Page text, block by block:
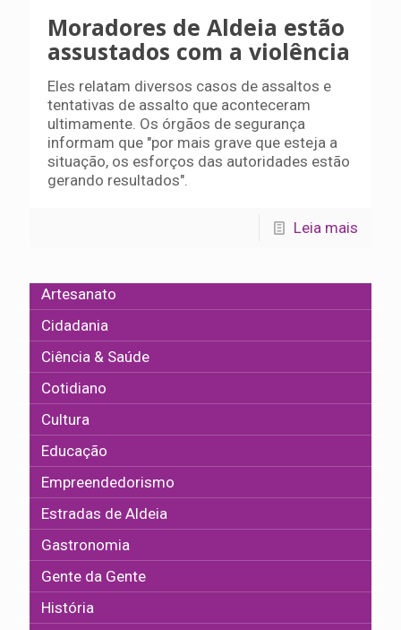
Moradores de Aldeia estão
assustados com a violência
Eles relatam diversos casos de assaltos e
tentativas de assalto que aconteceram
ultimamente. Os órgãos de segurança
informam que "por mais grave que esteja a
situação, os esforços das autoridades estão
gerando resultados".
Leia mais
Artesanato
Cidadania
Ciência & Saúde
Cotidiano
Cultura
Educação
Empreendedorismo
Estradas de Aldeia
Gastronomia
Gente da Gente
História